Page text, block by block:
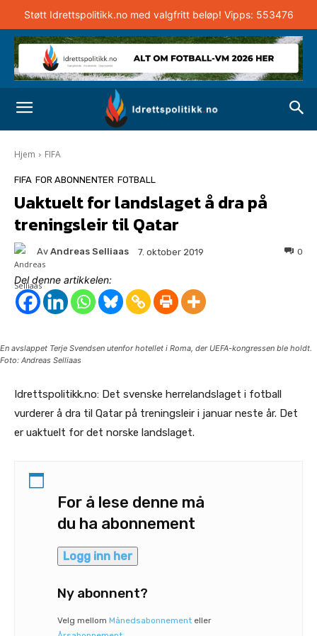
Støtt Idrettspolitikk.no med valgfritt beløp! Vipps: 553476
Hjem FIFA
FIFA FOR ABONNENTER FOTBALL
Uaktuelt for landslaget å dra på
treningsleir til Qatar
Av Andreas Selliaas 7. oktober 2019 0
Del denne artikkelen:
En avslappet Terje Svendsen utenfor hotellet i Roma, der UEFA-kongressen ble holdt.
Foto: Andreas Selliaas
Idrettspolitikk.no: Det svenske herrelandslaget i fotball
vurderer å dra til Qatar på treningsleir i januar neste år. Det
er uaktuelt for det norske landslaget.
For å lese denne må
du ha abonnement
Logg inn her
Ny abonnent?
Velg mellom Månedsabonnement eller